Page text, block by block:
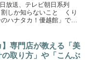
放送、テレビ朝日系列
割しか知らないこと くり
ハナタカ！優越館」で放
、チャーハンの最強専門家
クニック...
】専門店が教える「美
の取り方」や「こんぶ